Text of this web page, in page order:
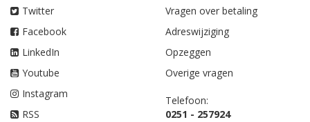
Twitter
Facebook
LinkedIn
Youtube
Instagram
RSS
Vragen over betaling
Adreswijziging
Opzeggen
Overige vragen
Telefoon:
0251 - 257924